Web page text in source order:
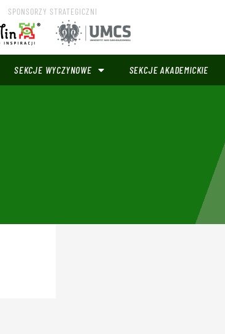
SPONSORZY STRATEGICZNI
SEKCJE WYCZYNOWE SEKCJE AKADEMICKIE